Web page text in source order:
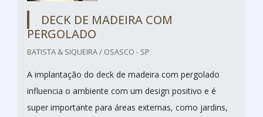
DECK DE MADEIRA COM
PERGOLADO
BATISTA & SIQUEIRA / OSASCO - SP
A implantação do deck de madeira com pergolado
influencia o ambiente com um design positivo e é
super importante para áreas externas, como jardins,